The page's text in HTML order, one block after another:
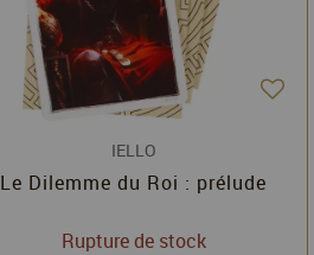
IELLO
Le Dilemme du Roi : prélude
Rupture de stock